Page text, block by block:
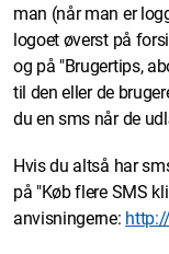
man (når man er
logoet øverst på
og på "Brugertips,
til den eller de
du en sms når de
Hvis du altså har
på "Køb flere SMS
anvisningerne: